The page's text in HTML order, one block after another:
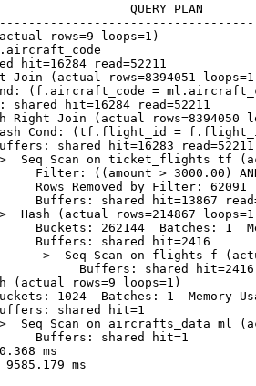
rows=9 loops=1)
hit=16284 read=52211
Join (actual rows=8394051
(f.aircraft_code =
shared hit=16284 read=52211
Right Join (actual rows=8394050
Cond: (tf.flight_id =
shared hit=16283 read=52211
Seq Scan on ticket_flights tf
Filter: ((amount > 3000.00)
Rows Removed by Filter: 62091
Buffers: shared hit=13867
Hash (actual rows=214867
Buckets: 262144  Batches: 1
Buffers: shared hit=2416
->  Seq Scan on flights f
Buffers: shared hit=2416
(actual rows=9 loops=1)
1024  Batches: 1  Memory
shared hit=1
Seq Scan on aircrafts_data ml
Buffers: shared hit=1
ms
ms